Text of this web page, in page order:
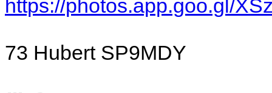
https://photos.app.goo.gl/
73 Hubert SP9MDY